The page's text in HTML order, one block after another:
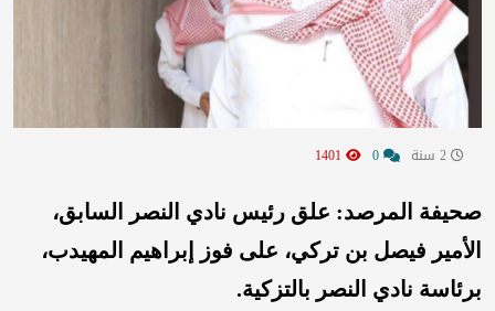
صحيفة المرصد: علق رئيس نادي النصر السابق،
الأمير فيصل بن تركي، على فوز إبراهيم المهيدب،
برئاسة نادي النصر بالتزكية.